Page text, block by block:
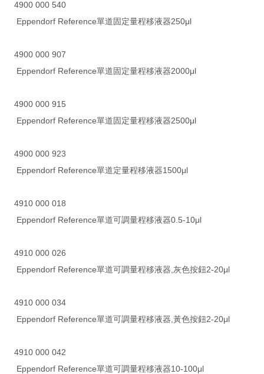
4900 000 540
Eppendorf Reference單道固定量程移液器250μl
4900 000 907
Eppendorf Reference單道固定量程移液器2000μl
4900 000 915
Eppendorf Reference單道固定量程移液器2500μl
4900 000 923
Eppendorf Reference單道定量程移液器1500μl
4910 000 018
Eppendorf Reference單道可調量程移液器0.5-10μl
4910 000 026
Eppendorf Reference單道可調量程移液器,灰色按鈕2-20μl
4910 000 034
Eppendorf Reference單道可調量程移液器,黃色按鈕2-20μl
4910 000 042
Eppendorf Reference單道可調量程移液器10-100μl